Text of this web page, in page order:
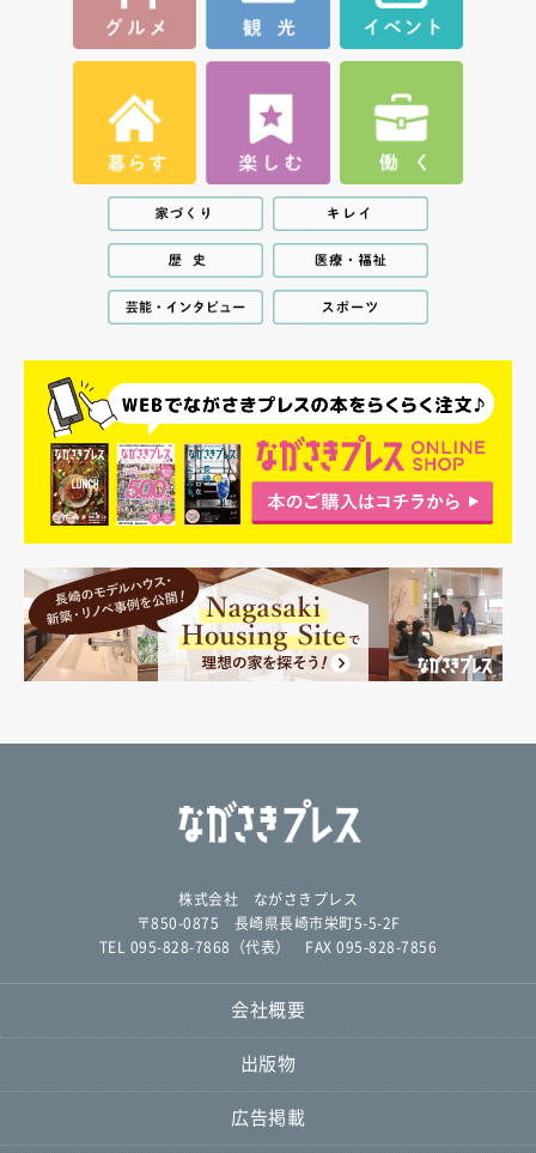
株式会社 ながさきプレス
〒850-0875 長崎県長崎市栄町5-5-2F
TEL 095-828-7868（代表） FAX 095-828-7856
会社概要
出版物
広告掲載